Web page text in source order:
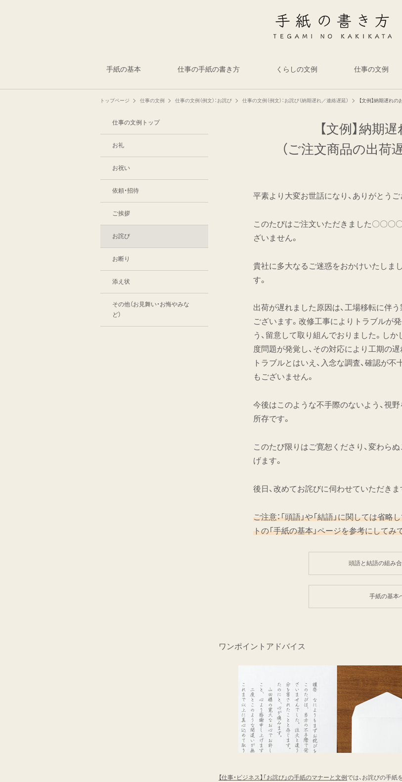
手紙の基本 仕事の手紙の書き方 くらしの文例 仕事の文例
トップページ 仕事の文例 仕事の文例（例文）：お詫び 仕事の文例（例文）：お詫び（納期遅れ／連絡遅延） 【文例】納期遅れ
【文例】納期
（ご注文商品の出荷
平素より大変お世話になり、ありがとうご
このたびはご注文いただきました〇〇〇
ざいません。
貴社に多大なるご迷惑をおかけいたしま
す。
出荷が遅れました原因は、工場移転に伴
ございます。改修工事によりトラブルが
う、留意して取り組んでおりました。し
度問題が発覚し、その対応により工期の
トラブルとはいえ、入念な調査、確認が
もございません。
今後はこのような不手際のないよう、視
所存です。
このたび限りはご寛恕くださり、変わら
げます。
後日、改めてお詫びに伺わせていただきま
ご注意：「頭語」や「結語」に関しては省
トの「手紙の基本」ページを参考にしてみ
頭語と結語の組み
手紙の基
ワンポイントアドバイス
【仕事・ビジネス】「お詫び」の手紙のマナーと文例では、お詫びの手紙
仕事の文例トップ
お礼
お祝い
依頼・招待
ご挨拶
お詫び
お断り
添え状
その他（お見舞い・お悔やみな
ど）